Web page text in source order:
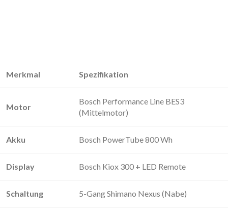
Merkmal Spezifikation
Motor
Bosch Performance Line BES3
(Mittelmotor)
Akku Bosch PowerTube 800 Wh
Display Bosch Kiox 300 + LED Remote
Schaltung 5-Gang Shimano Nexus (Nabe)